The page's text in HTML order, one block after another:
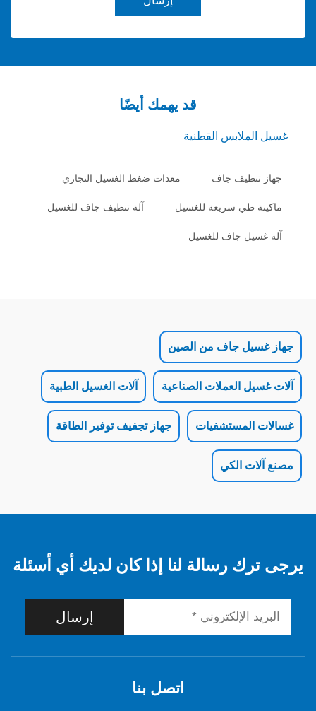
قد يهمك أيضًا
القطنية
جاف معدات ضغط الغسيل التجاري
سريعة للغسيل آلة تنظيف جاف للغسيل
جاف للغسيل
جاف من الصين
العملات الصناعية آلات الغسيل الطبية
جهاز تجفيف توفير الطاقة
الكي
رسالة لنا إذا كان لديك أي أسئلة